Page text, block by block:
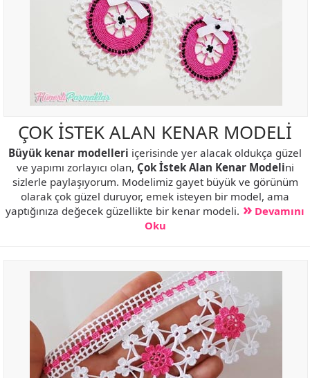
ÇOK İSTEK ALAN KENAR MODELİ
Büyük kenar modelleri içerisinde yer alacak oldukça güzel
ve yapımı zorlayıcı olan, Çok İstek Alan Kenar Modelini
sizlerle paylaşıyorum. Modelimiz gayet büyük ve görünüm
olarak çok güzel duruyor, emek isteyen bir model, ama
yaptığınıza değecek güzellikte bir kenar modeli.
Devamını
Oku